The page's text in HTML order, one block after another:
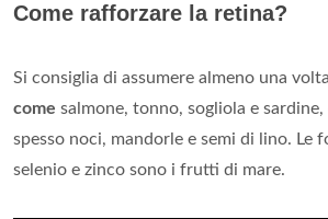
Come rafforzare la retina?
Si consiglia di assumere almeno una
come salmone, tonno, sogliola e sardine,
spesso noci, mandorle e semi di lino. Le
selenio e zinco sono i frutti di mare.